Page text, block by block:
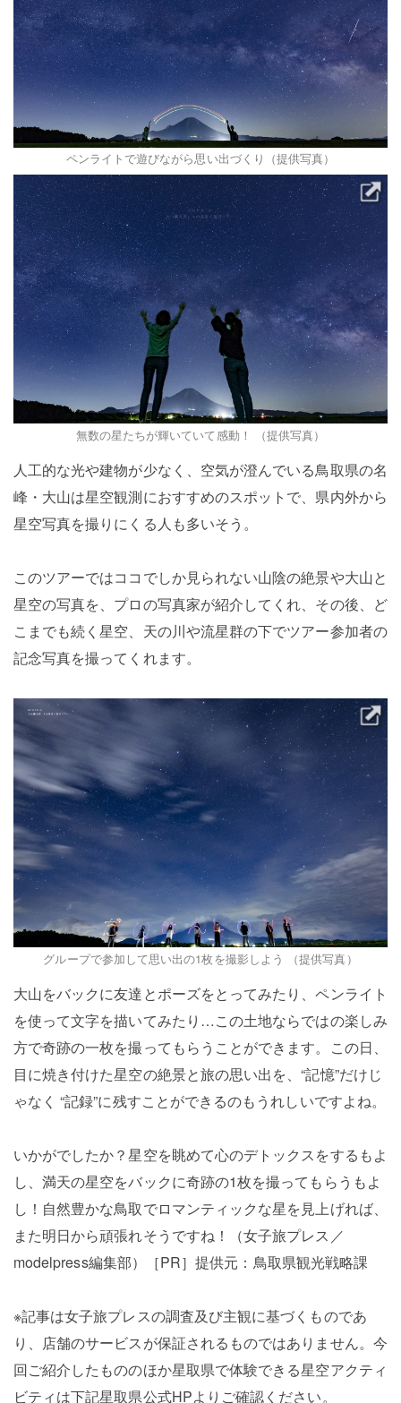
ペンライトで遊びながら思い出づくり（提供写真）
無数の星たちが輝いていて感動！ （提供写真）
人工的な光や建物が少なく、空気が澄んでいる鳥取県の名
峰・大山は星空観測におすすめのスポットで、県内外から
星空写真を撮りにくる人も多いそう。
このツアーではココでしか見られない山陰の絶景や大山と
星空の写真を、プロの写真家が紹介してくれ、その後、ど
こまでも続く星空、天の川や流星群の下でツアー参加者の
記念写真を撮ってくれます。
グループで参加して思い出の1枚を撮影しよう （提供写真）
大山をバックに友達とポーズをとってみたり、ペンライト
を使って文字を描いてみたり…この土地ならではの楽しみ
方で奇跡の一枚を撮ってもらうことができます。この日、
目に焼き付けた星空の絶景と旅の思い出を、“記憶”だけじ
ゃなく “記録”に残すことができるのもうれしいですよね。
いかがでしたか？星空を眺めて心のデトックスをするもよ
し、満天の星空をバックに奇跡の1枚を撮ってもらうもよ
し！自然豊かな鳥取でロマンティックな星を見上げれば、
また明日から頑張れそうですね！（女子旅プレス／
modelpress編集部）［PR］提供元：鳥取県観光戦略課
※記事は女子旅プレスの調査及び主観に基づくものであ
り、店舗のサービスが保証されるものではありません。今
回ご紹介したもののほか星取県で体験できる星空アクティ
ビティは下記星取県公式HPよりご確認ください。